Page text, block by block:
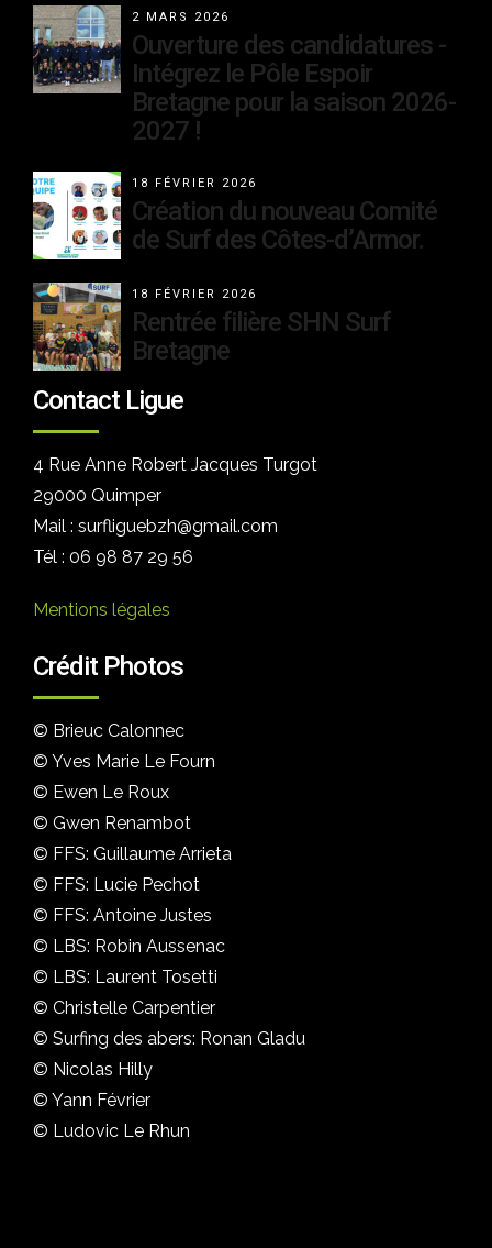
2 MARS 2026
Ouverture des candidatures -
Intégrez le Pôle Espoir
Bretagne pour la saison 2026-
2027 !
18 FÉVRIER 2026
Création du nouveau Comité
de Surf des Côtes-d’Armor.
18 FÉVRIER 2026
Rentrée filière SHN Surf
Bretagne
Contact Ligue
4 Rue Anne Robert Jacques Turgot
29000 Quimper
Mail : surfliguebzh@gmail.com
Tél : 06 98 87 29 56
Mentions légales
Crédit Photos
© Brieuc Calonnec
© Yves Marie Le Fourn
© Ewen Le Roux
© Gwen Renambot
© FFS: Guillaume Arrieta
© FFS: Lucie Pechot
© FFS: Antoine Justes
© LBS: Robin Aussenac
© LBS: Laurent Tosetti
© Christelle Carpentier
© Surfing des abers: Ronan Gladu
© Nicolas Hilly
© Yann Février
© Ludovic Le Rhun